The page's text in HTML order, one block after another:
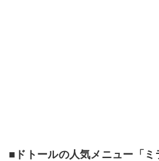
■ドトールの人気メニュー「ミ